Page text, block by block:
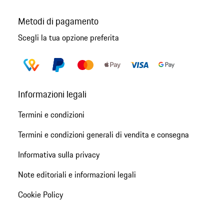
Metodi di pagamento
Scegli la tua opzione preferita
Informazioni legali
Termini e condizioni
Termini e condizioni generali di vendita e consegna
Informativa sulla privacy
Note editoriali e informazioni legali
Cookie Policy